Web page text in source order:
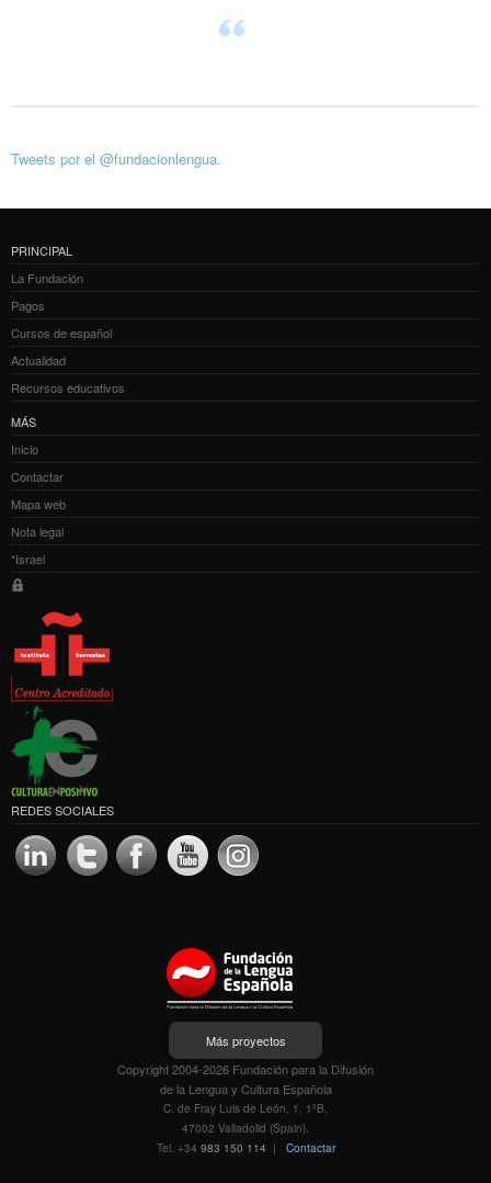
Tweets por el @fundacionlengua.
PRINCIPAL
La Fundación
Pagos
Cursos de español
Actualidad
Recursos educativos
MÁS
Inicio
Contactar
Mapa web
Nota legal
*Israel
REDES SOCIALES
Más proyectos
Copyright 2004-2026 Fundación para la Difusión
de la Lengua y Cultura Española
C. de Fray Luis de León, 1, 1ºB,
47002 Valladolid (Spain).
Tel. +34 983 150 114 | Contactar